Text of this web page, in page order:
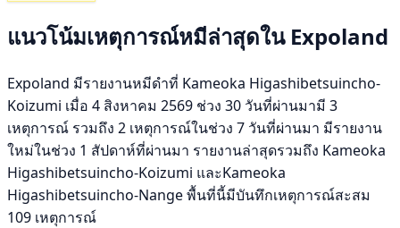
แนวโน้มเหตุการณ์หมีล่าสุดใน Expoland
Expoland มีรายงานหมีดำที่ Kameoka Higashibetsuincho-
Koizumi เมื่อ 4 สิงหาคม 2569 ช่วง 30 วันที่ผ่านมามี 3
เหตุการณ์ รวมถึง 2 เหตุการณ์ในช่วง 7 วันที่ผ่านมา มีรายงาน
ใหม่ในช่วง 1 สัปดาห์ที่ผ่านมา รายงานล่าสุดรวมถึง Kameoka
Higashibetsuincho-Koizumi และKameoka
Higashibetsuincho-Nange พื้นที่นี้มีบันทึกเหตุการณ์สะสม
109 เหตุการณ์